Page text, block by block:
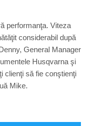
performanţa. Viteza
considerabil după
General Manager
Husqvarna şi
clienţi să fie conştienţi
Mike.